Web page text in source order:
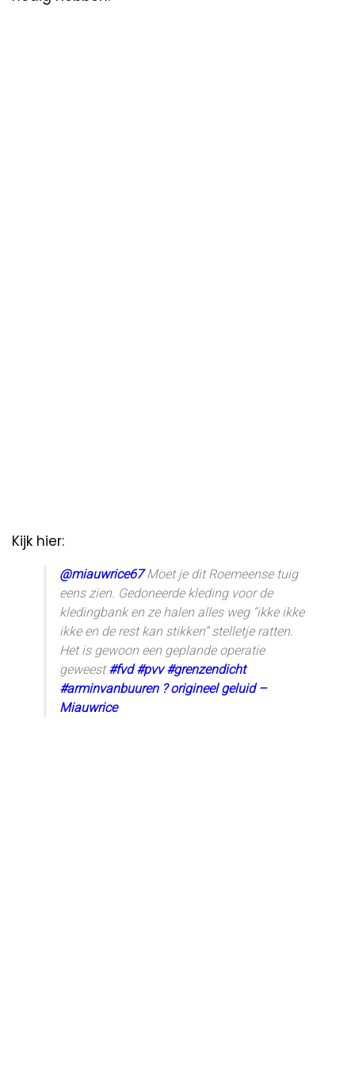
Kijk hier:
@miauwrice67Moet je dit Roemeense tuig
eens zien. Gedoneerde kleding voor de
kledingbank en ze halen alles weg “ikke ikke
ikke en de rest kan stikken” stelletje ratten.
Het is gewoon een geplande operatie
geweest#fvd #pvv #grenzendicht
#arminvanbuuren ? origineel geluid –
Miauwrice